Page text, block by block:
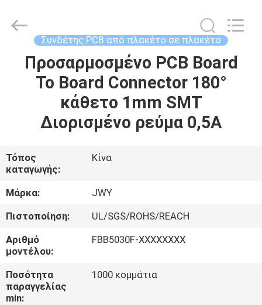
ΣΠΊΤΙ
ΠΡΟΪΌΝΤΑ
ΕΜΕΊΣ
ΓΎΡΟΣ
ΕΡΓΟΣΤΑΣΊΩΝ
ΠΟΙΟΤΙΚΌΣ
ΈΛΕΓΧΟΣ
Electronic
Co.,Ltd.
Reserved.
Συνδέτης PCB από πλακέτο σε πλακέτο
Προσαρμοσμένο PCB Board
To Board Connector 180°
κάθετο 1mm SMT
Διορισμένο ρεύμα 0,5A
Τόπος
καταγωγής:
Κίνα
Μάρκα:
JWY
Πιστοποίηση:
UL/SGS/ROHS/REACH
Αριθμό
μοντέλου:
FBB5030F-XXXXXXXX
Ποσότητα
παραγγελίας
min:
1000 κομμάτια